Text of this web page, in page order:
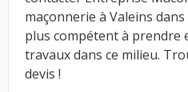
maçonnerie à Valeins dans
plus compétent à prendre
travaux dans ce milieu.
devis !